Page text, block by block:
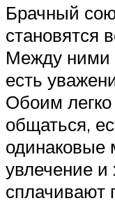
Брачный
становятся
Между ними
есть
Обоим
общаться,
увлечение
сплачивают